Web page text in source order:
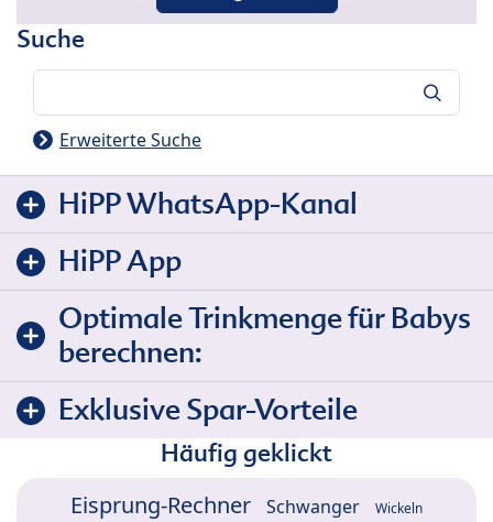
Suche
Erweiterte Suche
HiPP WhatsApp-Kanal
HiPP App
Optimale Trinkmenge für Babys
berechnen:
Exklusive Spar-Vorteile
Häufig geklickt
Eisprung-Rechner Schwanger Wickeln